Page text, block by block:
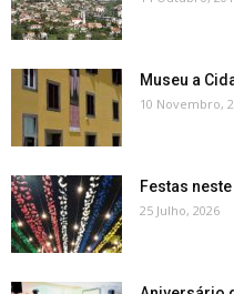
Museu a
10 Novembro,
Festas
25 Julho, 2026